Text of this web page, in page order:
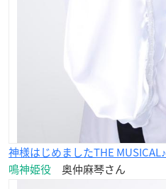
神様はじめましたTHE MUSICAL♪
鳴神姫役 奥仲麻琴さん